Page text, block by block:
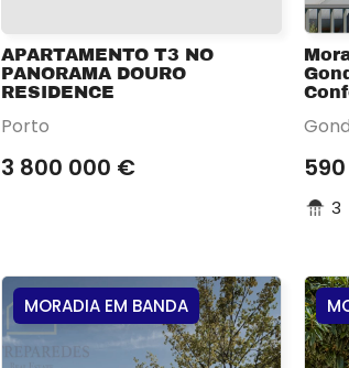
APARTAMENTO T3 NO
PANORAMA DOURO
RESIDENCE
Porto
3 800 000 €
3
MORADIA EM BANDA